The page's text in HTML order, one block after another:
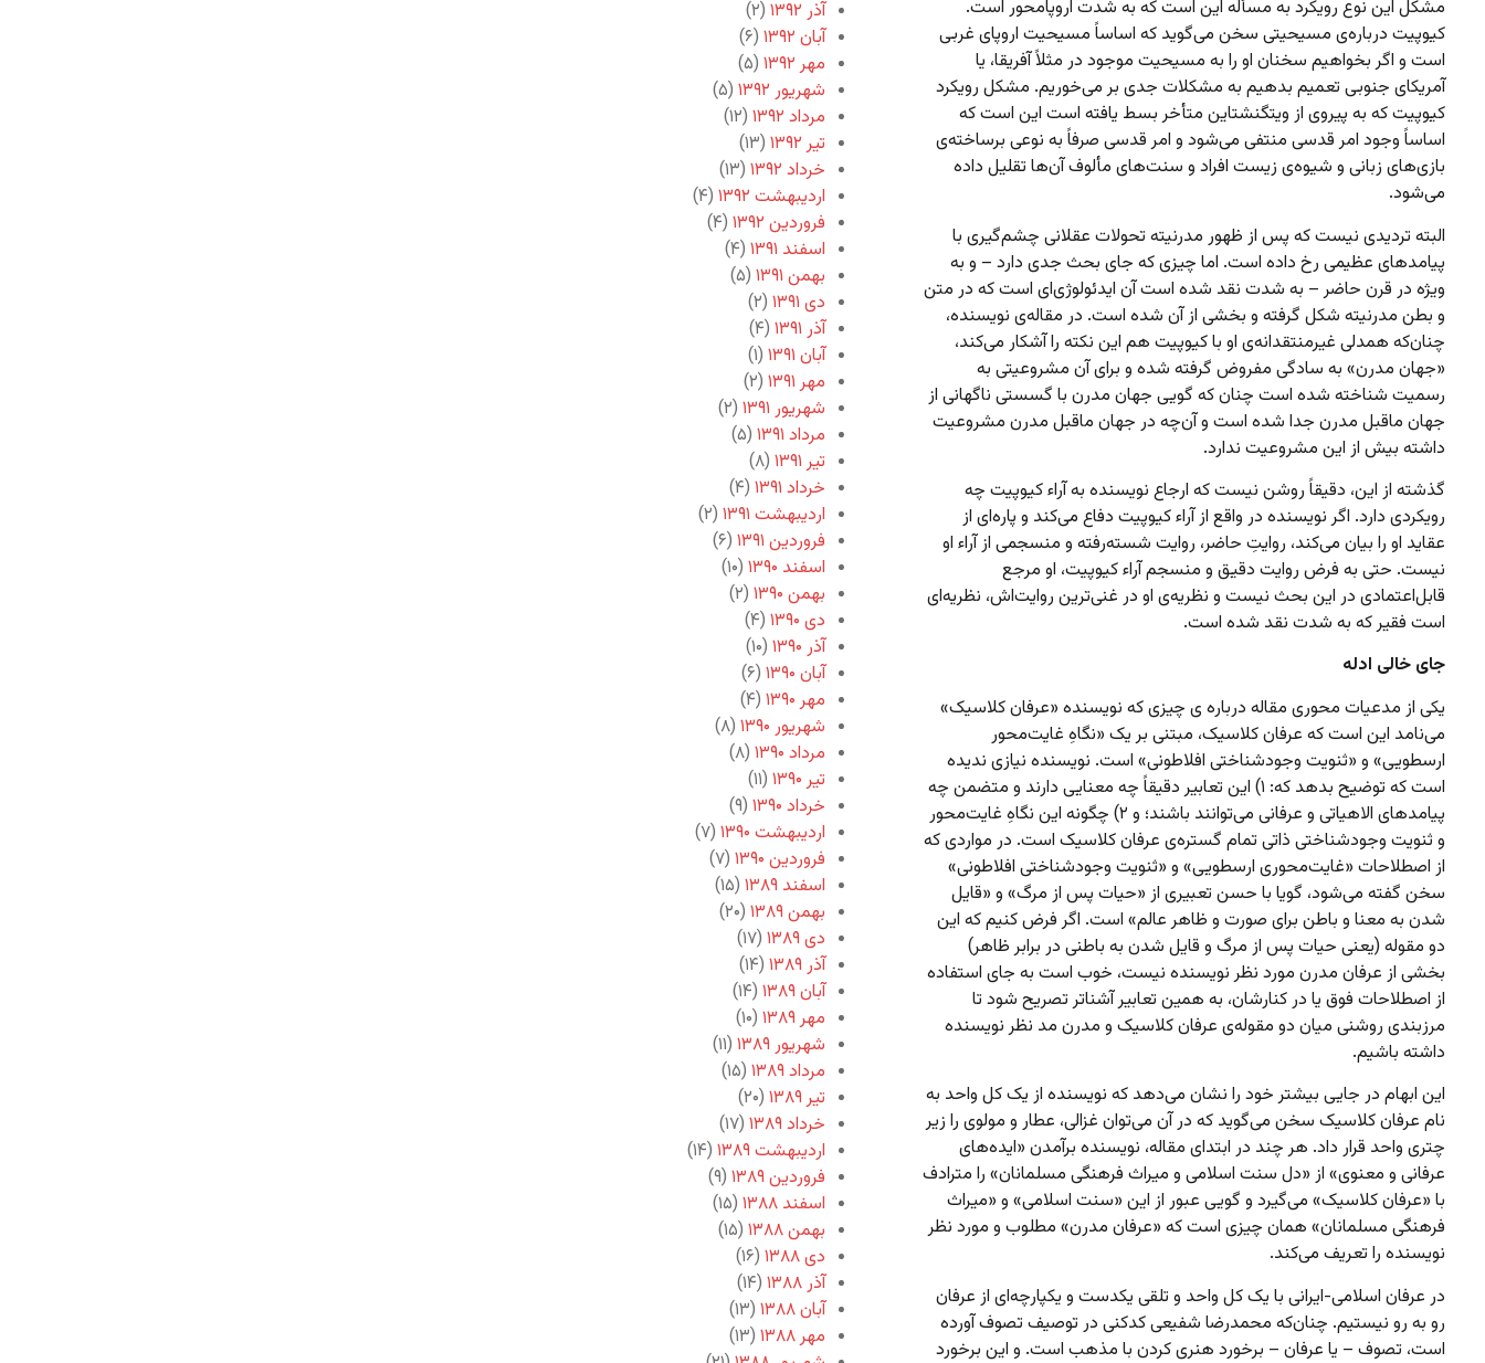
مشکل این نوع رویکرد به مسأله این است که به شدت اروپامحور است.
کیوپیت درباره‌ی مسیحیتی سخن می‌گوید که اساساً مسیحیت اروپای غربی
است و اگر بخواهیم سخنان او را به مسیحیت موجود در مثلاً آفریقا، یا
آمریکای جنوبی تعمیم بدهیم به مشکلات جدی بر می‌خوریم. مشکل رویکرد
کیوپیت که به پیروی از ویتگنشتاین متأخر بسط یافته است این است که
اساساً وجود امر قدسی منتفی می‌شود و امر قدسی صرفاً به نوعی برساخته‌ی
بازی‌های زبانی و شیوه‌ی زیست افراد و سنت‌های مألوف آن‌ها تقلیل داده
می‌شود.
البته تردیدی نیست که پس از ظهور مدرنیته تحولات عقلانی چشم‌گیری با
پیامدهای عظیمی رخ داده است. اما چیزی که جای بحث جدی دارد – و به
ویژه در قرن حاضر – به شدت نقد شده است آن ایدئولوژی‌ای است که در متن
و بطن مدرنیته شکل گرفته و بخشی از آن شده است. در مقاله‌ی نویسنده،
چنان‌که همدلی غیرمنتقدانه‌ی او با کیوپیت هم این نکته را آشکار می‌کند،
«جهان مدرن» به سادگی مفروض گرفته شده و برای آن مشروعیتی به
رسمیت شناخته شده است چنان که گویی جهان مدرن با گسستی ناگهانی از
جهان ماقبل مدرن جدا شده است و آن‌چه در جهان ماقبل مدرن مشروعیت
داشته بیش از این مشروعیت ندارد.
گذشته از این، دقیقاً روشن نیست که ارجاع نویسنده به آراء کیوپیت چه
رویکردی دارد. اگر نویسنده در واقع از آراء کیوپیت دفاع می‌کند و پاره‌ای از
عقاید او را بیان می‌کند، روایتِ حاضر، روایت شسته‌رفته و منسجمی از آراء او
نیست. حتی به فرض روایت دقیق و منسجم آراء کیوپیت، او مرجع
قابل‌اعتمادی در این بحث نیست و نظریه‌‌ی او در غنی‌ترین روایت‌اش، نظریه‌ای
است فقیر که به شدت نقد شده است.
جای خالی ادله
یکی از مدعیات محوری مقاله درباره ی چیزی که نویسنده «عرفان کلاسیک»
می‌نامد این است که عرفان کلاسیک، مبتنی بر یک «نگاهِ غایت‌محور
ارسطویی» و «ثنویت وجودشناختی افلاطونی» است. نویسنده نیازی ندیده
است که توضیح بدهد که: ۱) این تعابیر دقیقاً چه معنایی دارند و متضمن چه
پیامدهای الاهیاتی و عرفانی می‌توانند باشند؛ و ۲) چگونه این نگاهِ غایت‌محور
و ثنویت‌ وجودشناختی ذاتی تمام گستره‌ی عرفان کلاسیک است. در مواردی که
از اصطلاحات «غایت‌محوری ارسطویی» و «ثنویت‌ وجودشناختی افلاطونی»
سخن گفته می‌شود، گویا با حسن تعبیری از «حیات پس از مرگ» و «قایل
شدن به معنا و باطن برای صورت و ظاهر عالم» است. اگر فرض کنیم که این
دو مقوله (یعنی حیات پس از مرگ و قایل شدن به باطنی در برابر ظاهر)
بخشی از عرفان مدرن مورد نظر نویسنده نیست، خوب است به جای استفاده
از اصطلاحات فوق یا در کنارشان، به همین تعابیر آشناتر تصریح شود تا
مرزبندی روشنی میان دو مقوله‌ی عرفان کلاسیک و مدرن مد نظر نویسنده
داشته باشیم.
این ابهام در جایی بیشتر خود را نشان می‌دهد که نویسنده از یک کل واحد به
نام عرفان کلاسیک سخن می‌گوید که در آن می‌توان غزالی، عطار و مولوی را زیر
چتری واحد قرار داد. هر چند در ابتدای مقاله، نویسنده برآمدن «ایده‌های
عرفانی و معنوی» از «دل سنت اسلامی و میراث فرهنگی مسلمانان» را مترادف
با «عرفان کلاسیک» می‌گیرد و گویی عبور از این «سنت اسلامی» و «میراث
فرهنگی مسلمانان» همان چیزی است که «عرفان مدرن» مطلوب و مورد نظر
نویسنده را تعریف می‌کند.
در عرفان اسلامی-ایرانی با یک کل واحد و تلقی یکدست و یکپارچه‌ای از عرفان
رو به رو نیستیم. چنان‌که محمدرضا شفیعی کدکنی در توصیف تصوف آورده
است، تصوف – یا عرفان – برخورد هنری کردن با مذهب است. و این برخورد
آذر ۱۳۹۲
(۲)
آبان ۱۳۹۲
(۶)
مهر ۱۳۹۲
(۵)
شهریور ۱۳۹۲
(۵)
مرداد ۱۳۹۲
(۱۲)
تیر ۱۳۹۲
(۱۳)
خرداد ۱۳۹۲
(۱۳)
اردیبهشت ۱۳۹۲
(۴)
فروردین ۱۳۹۲
(۴)
اسفند ۱۳۹۱
(۴)
بهمن ۱۳۹۱
(۵)
دی ۱۳۹۱
(۲)
آذر ۱۳۹۱
(۴)
آبان ۱۳۹۱
(۱)
مهر ۱۳۹۱
(۲)
شهریور ۱۳۹۱
(۲)
مرداد ۱۳۹۱
(۵)
تیر ۱۳۹۱
(۸)
خرداد ۱۳۹۱
(۴)
اردیبهشت ۱۳۹۱
(۲)
فروردین ۱۳۹۱
(۶)
اسفند ۱۳۹۰
(۱۰)
بهمن ۱۳۹۰
(۲)
دی ۱۳۹۰
(۴)
آذر ۱۳۹۰
(۱۰)
آبان ۱۳۹۰
(۶)
مهر ۱۳۹۰
(۴)
شهریور ۱۳۹۰
(۸)
مرداد ۱۳۹۰
(۸)
تیر ۱۳۹۰
(۱۱)
خرداد ۱۳۹۰
(۹)
اردیبهشت ۱۳۹۰
(۷)
فروردین ۱۳۹۰
(۷)
اسفند ۱۳۸۹
(۱۵)
بهمن ۱۳۸۹
(۲۰)
دی ۱۳۸۹
(۱۷)
آذر ۱۳۸۹
(۱۴)
آبان ۱۳۸۹
(۱۴)
مهر ۱۳۸۹
(۱۰)
شهریور ۱۳۸۹
(۱۱)
مرداد ۱۳۸۹
(۱۵)
تیر ۱۳۸۹
(۲۰)
خرداد ۱۳۸۹
(۱۷)
اردیبهشت ۱۳۸۹
(۱۴)
فروردین ۱۳۸۹
(۹)
اسفند ۱۳۸۸
(۱۵)
بهمن ۱۳۸۸
(۱۵)
دی ۱۳۸۸
(۱۶)
آذر ۱۳۸۸
(۱۴)
آبان ۱۳۸۸
(۱۳)
مهر ۱۳۸۸
(۱۳)